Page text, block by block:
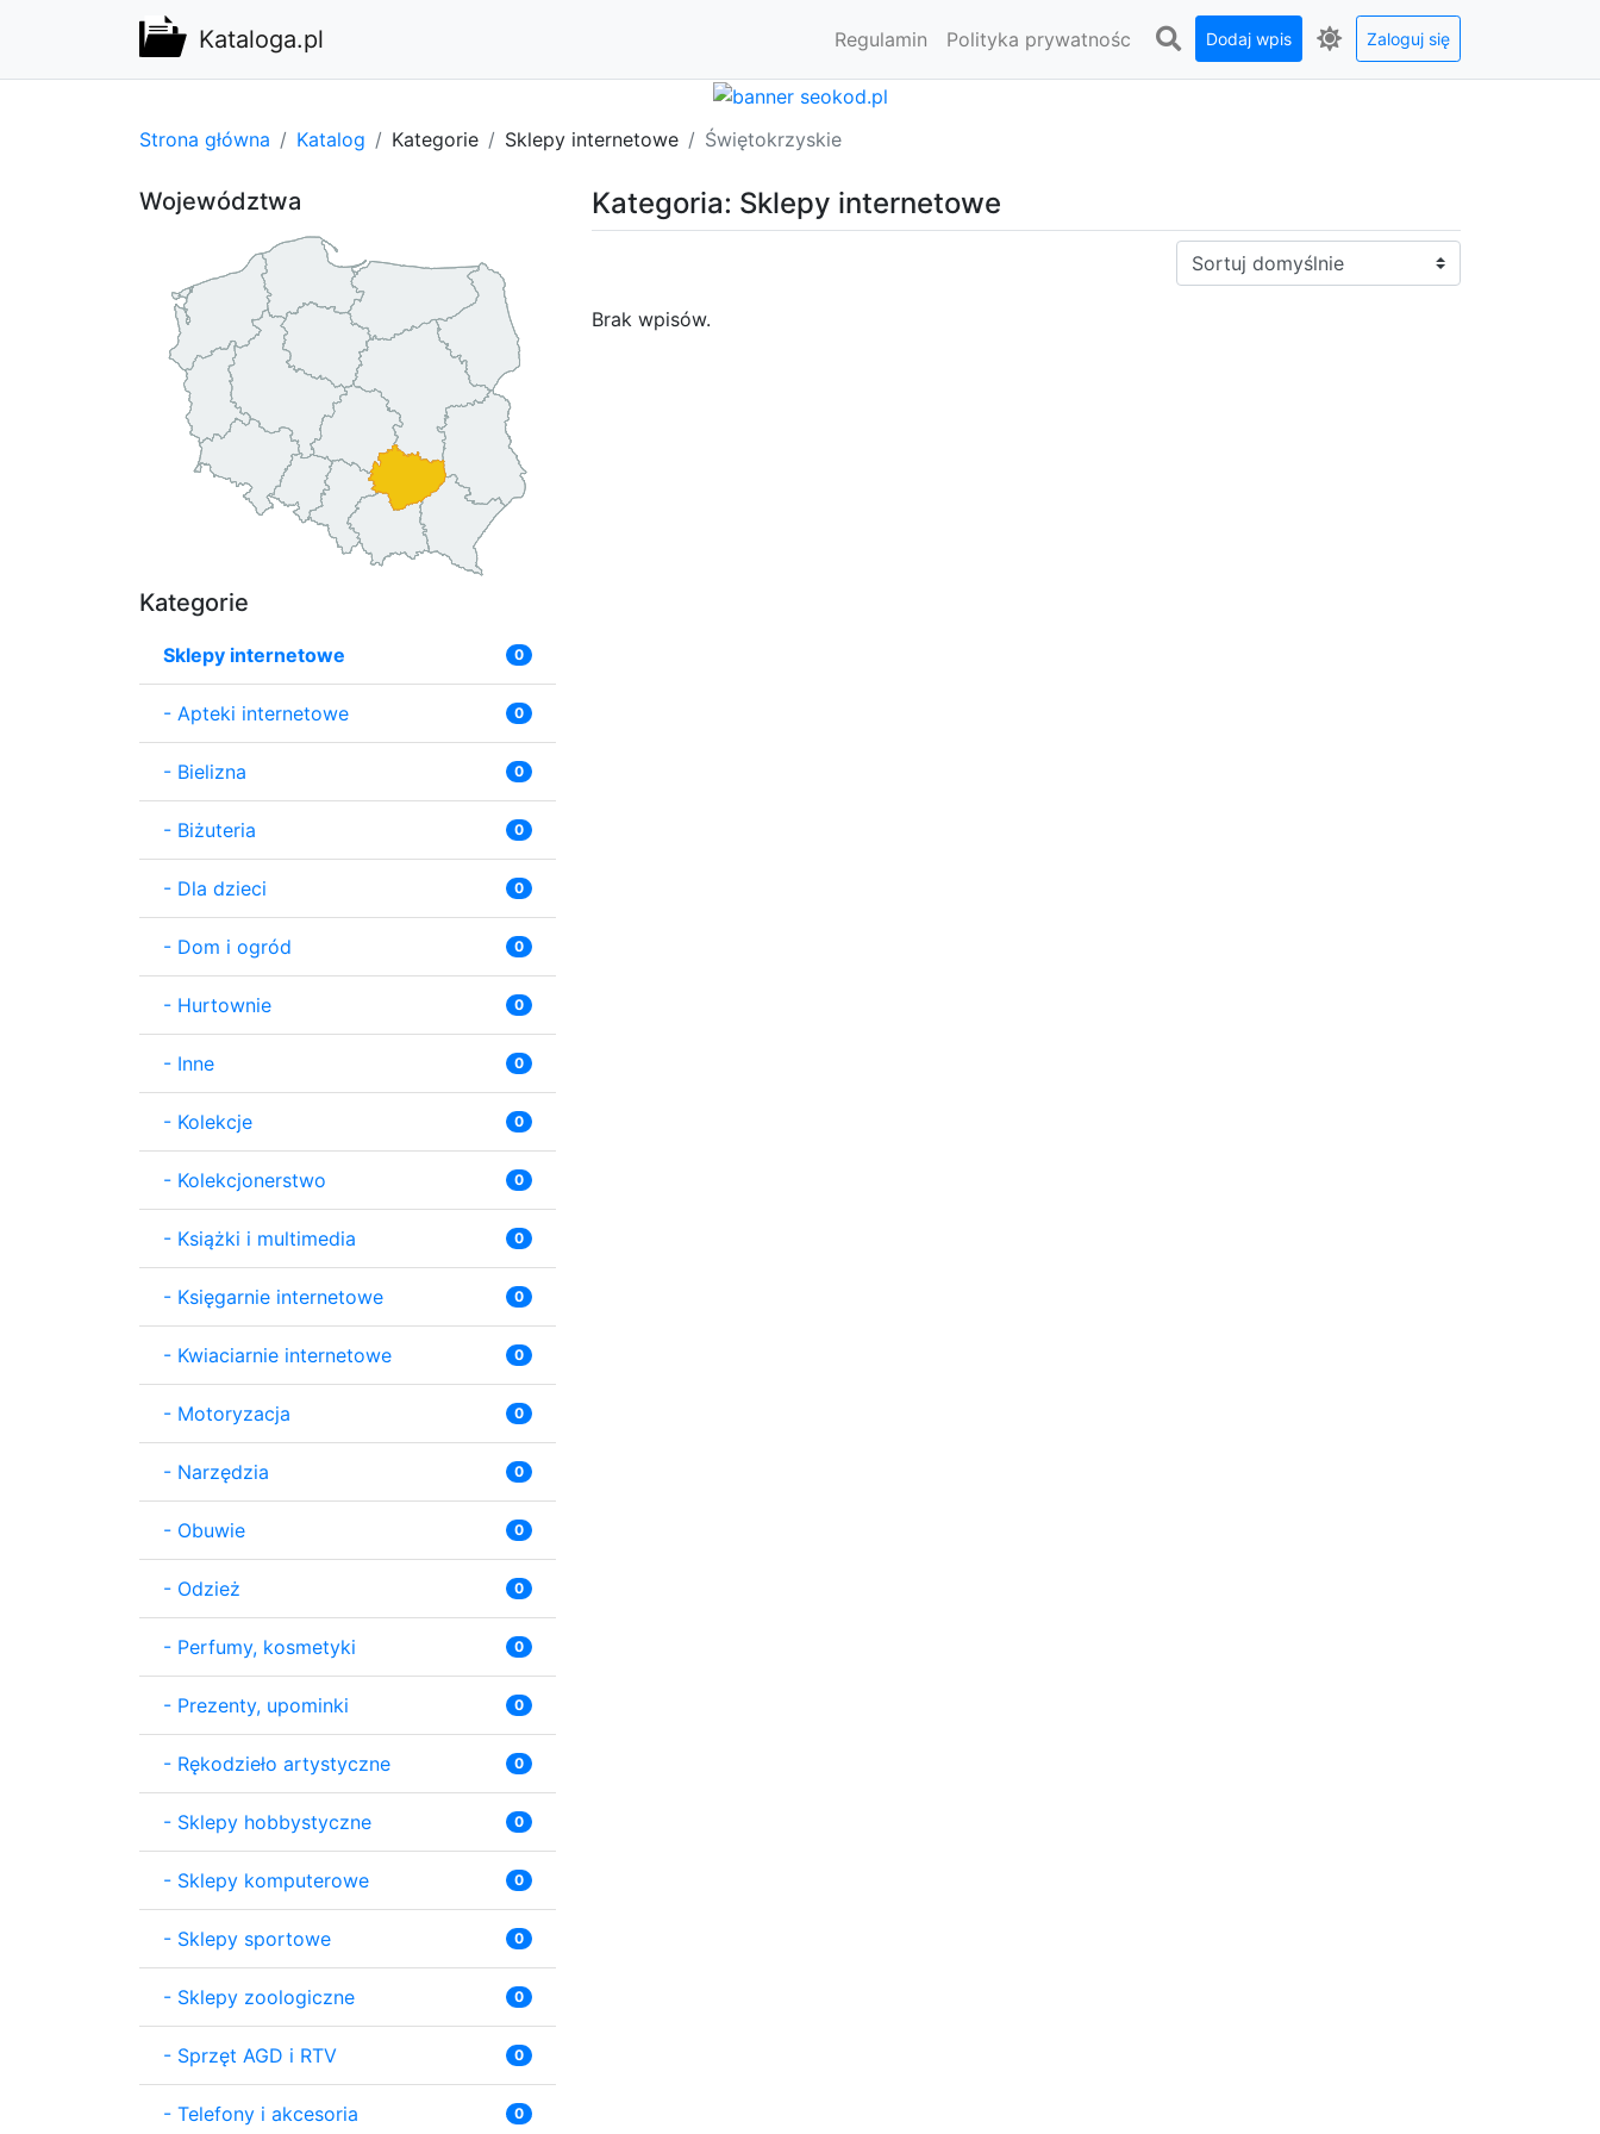
Kataloga.pl Regulamin Polityka prywatnośc Dodaj wpis Zaloguj się
Strona główna Katalog Kategorie Sklepy internetowe Świętokrzyskie
Kategoria: Sklepy internetowe
Sortuj:
Brak wpisów.
Województwa
Kategorie
Sklepy internetowe 0
- Apteki internetowe 0
- Bielizna 0
- Biżuteria 0
- Dla dzieci 0
- Dom i ogród 0
- Hurtownie 0
- Inne 0
- Kolekcje 0
- Kolekcjonerstwo 0
- Książki i multimedia 0
- Księgarnie internetowe 0
- Kwiaciarnie internetowe 0
- Motoryzacja 0
- Narzędzia 0
- Obuwie 0
- Odzież 0
- Perfumy, kosmetyki 0
- Prezenty, upominki 0
- Rękodzieło artystyczne 0
- Sklepy hobbystyczne 0
- Sklepy komputerowe 0
- Sklepy sportowe 0
- Sklepy zoologiczne 0
- Sprzęt AGD i RTV 0
- Telefony i akcesoria 0